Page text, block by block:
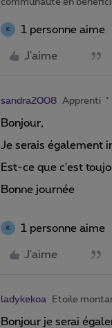
K 1 personne aime
J'aime
sandra2008 Apprenti
Bonjour,
Je serais également
Est-ce que c'est
Bonne journée
K 1 personne aime
J'aime
ladykekoa Etoile
Bonjour je serai